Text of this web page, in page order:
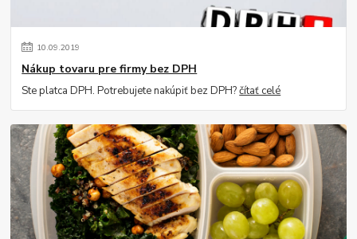
10.09.2019
Nákup tovaru pre firmy bez DPH
Ste platca DPH. Potrebujete nakúpiť bez DPH?čítať celé